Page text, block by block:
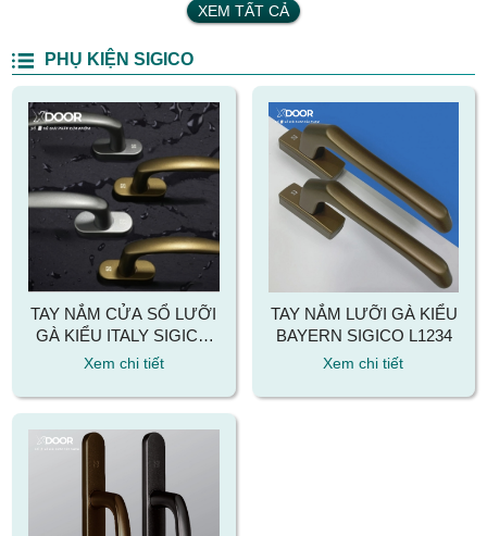
XEM TẤT CẢ
PHỤ KIỆN SIGICO
TAY NẮM CỬA SỔ LƯỠI
GÀ KIỂU ITALY SIGICO
GL515.45
Xem chi tiết
TAY NẮM LƯỠI GÀ KIỂU
BAYERN SIGICO L1234
Xem chi tiết